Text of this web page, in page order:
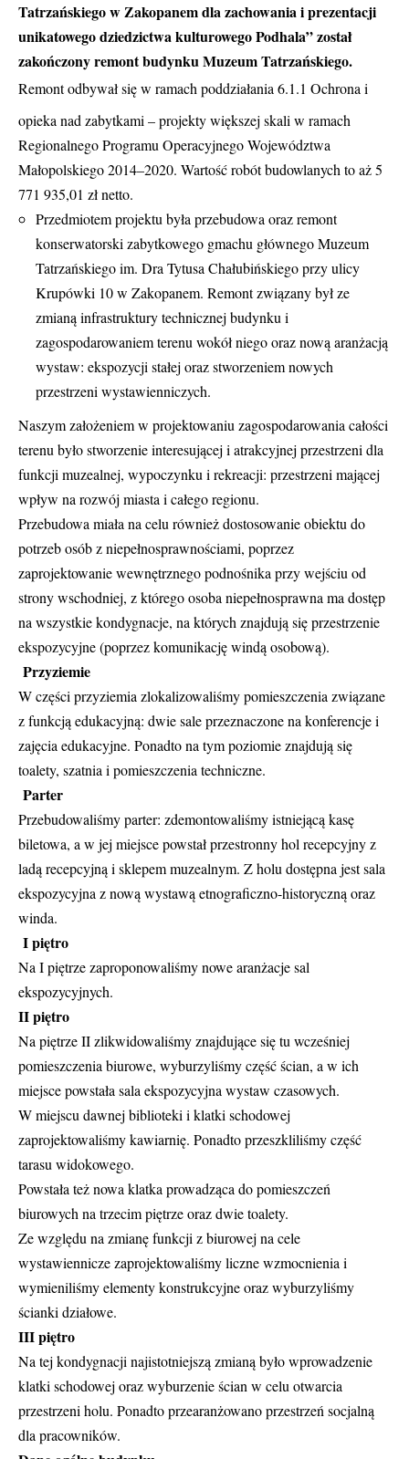
Tatrzańskiego w Zakopanem dla zachowania i prezentacji
unikatowego dziedzictwa kulturowego Podhala” został
zakończony remont budynku Muzeum Tatrzańskiego.
Remont odbywał się w ramach poddziałania 6.1.1 Ochrona i
opieka nad zabytkami – projekty większej skali w ramach
Regionalnego Programu Operacyjnego Województwa
Małopolskiego 2014–2020. Wartość robót budowlanych to aż 5
771 935,01 zł netto.
Przedmiotem projektu była przebudowa oraz remont
konserwatorski zabytkowego gmachu głównego Muzeum
Tatrzańskiego im. Dra Tytusa Chałubińskiego przy ulicy
Krupówki 10 w Zakopanem. Remont związany był ze
zmianą infrastruktury technicznej budynku i
zagospodarowaniem terenu wokół niego oraz nową aranżacją
wystaw: ekspozycji stałej oraz stworzeniem nowych
przestrzeni wystawienniczych.
Naszym założeniem w projektowaniu zagospodarowania całości
terenu było stworzenie interesującej i atrakcyjnej przestrzeni dla
funkcji muzealnej, wypoczynku i rekreacji: przestrzeni mającej
wpływ na rozwój miasta i całego regionu.
Przebudowa miała na celu również dostosowanie obiektu do
potrzeb osób z niepełnosprawnościami, poprzez
zaprojektowanie wewnętrznego podnośnika przy wejściu od
strony wschodniej, z którego osoba niepełnosprawna ma dostęp
na wszystkie kondygnacje, na których znajdują się przestrzenie
ekspozycyjne (poprzez komunikację windą osobową).
Przyziemie
W części przyziemia zlokalizowaliśmy pomieszczenia związane
z funkcją edukacyjną: dwie sale przeznaczone na konferencje i
zajęcia edukacyjne. Ponadto na tym poziomie znajdują się
toalety, szatnia i pomieszczenia techniczne.
Parter
Przebudowaliśmy parter: zdemontowaliśmy istniejącą kasę
biletowa, a w jej miejsce powstał przestronny hol recepcyjny z
ladą recepcyjną i sklepem muzealnym. Z holu dostępna jest sala
ekspozycyjna z nową wystawą etnograficzno-historyczną oraz
winda.
I piętro
Na I piętrze zaproponowaliśmy nowe aranżacje sal
ekspozycyjnych.
II piętro
Na piętrze II zlikwidowaliśmy znajdujące się tu wcześniej
pomieszczenia biurowe, wyburzyliśmy część ścian, a w ich
miejsce powstała sala ekspozycyjna wystaw czasowych.
W miejscu dawnej biblioteki i klatki schodowej
zaprojektowaliśmy kawiarnię. Ponadto przeszkliliśmy część
tarasu widokowego.
Powstała też nowa klatka prowadząca do pomieszczeń
biurowych na trzecim piętrze oraz dwie toalety.
Ze względu na zmianę funkcji z biurowej na cele
wystawiennicze zaprojektowaliśmy liczne wzmocnienia i
wymieniliśmy elementy konstrukcyjne oraz wyburzyliśmy
ścianki działowe.
III piętro
Na tej kondygnacji najistotniejszą zmianą było wprowadzenie
klatki schodowej oraz wyburzenie ścian w celu otwarcia
przestrzeni holu. Ponadto przearanżowano przestrzeń socjalną
dla pracowników.